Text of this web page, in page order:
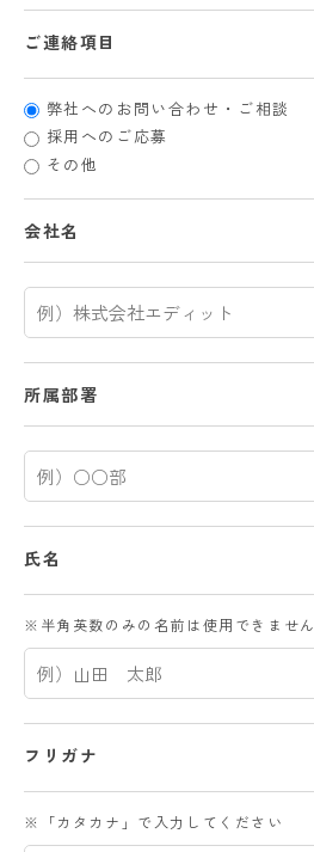
ご連絡項目
弊社へのお問い合わせ・ご相談
採用へのご応募
その他
会社名
所属部署
氏名
※半角英数のみの名前は使用できません
フリガナ
※「カタカナ」で入力してください